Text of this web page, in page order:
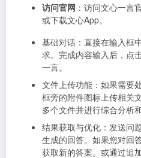
访问官网 ：访问文心一言
或下载文心App。
基础对话：直接在输入框
求。完成内容输入后，点
一言。
文件上传功能：如果需要
框旁的附件图标上传相关
多个文件并进行综合分析和
结果获取与优化：发送问
生成的回答。如果您对回
获取新的答案。或通过追